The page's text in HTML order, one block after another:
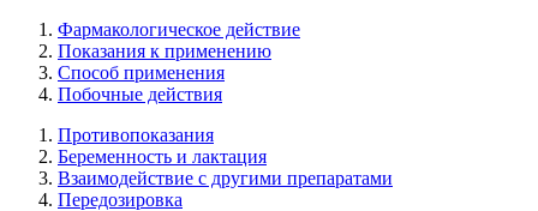
Фармакологическое действие
Показания к применению
Способ применения
Побочные действия
Противопоказания
Беременность и лактация
Взаимодействие с другими препаратами
Передозировка